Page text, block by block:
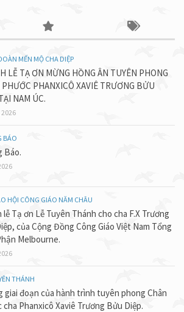
MẾN MỘ CHA DIỆP
LỄ TẠ ƠN MỪNG HỒNG ÂN TUYÊN PHONG
PHANXICÔ XAVIÊ TRƯƠNG BỬU
NAM ÚC.
2026
BÁO
Báo.
HỘI CÔNG GIÁO NĂM CHÂU
lễ Tạ ơn Lễ Tuyên Thánh cho cha F.X Trương
của Cộng Đồng Công Giáo Việt Nam Tổng
Melbourne.
THÁNH
giai đoạn của hành trình tuyên phong Chân
cha Phanxicô Xaviê Trương Bửu Diệp.